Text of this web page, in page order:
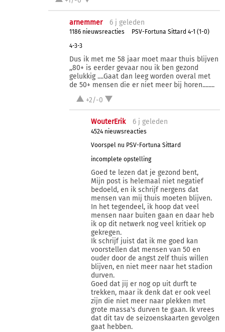
arnemmer 6 j geleden
1186 nieuwsreacties
PSV-Fortuna Sittard 4-1 (1-0)
4-3-3
Dus ik met me 58 jaar moet maar thuis blijven
,,80+ is eerder gevaar nou ik ben gezond
gelukkig ....Gaat dan leeg worden overal met
de 50+ mensen die er niet meer bij horen........
+2/-0
WouterErik 6 j geleden
4524 nieuwsreacties
Voorspel nu PSV-Fortuna Sittard
incomplete opstelling
Goed te lezen dat je gezond bent,
Mijn post is helemaal niet negatief
bedoeld, en ik schrijf nergens dat
mensen van mij thuis moeten blijven.
In het tegendeel, ik hoop dat veel
mensen naar buiten gaan en daar heb
ik op dit netwerk nog veel kritiek op
gekregen.
Ik schrijf juist dat ik me goed kan
voorstellen dat mensen van 50 en
ouder door de angst zelf thuis willen
blijven, en niet meer naar het stadion
durven.
Goed dat jij er nog op uit durft te
trekken, maar ik denk dat er ook veel
zijn die niet meer naar plekken met
grote massa's durven te gaan. Ik vrees
dat dit tav de seizoenskaarten gevolgen
gaat hebben.